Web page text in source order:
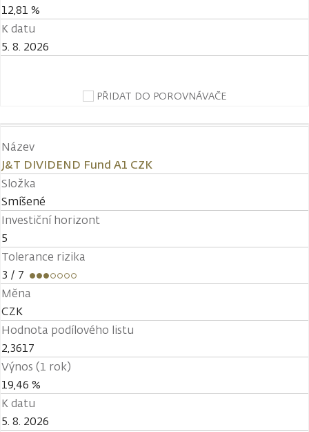
12,81 %
K datu
5. 8. 2026
PŘIDAT DO POROVNÁVAČE
Název
J&T DIVIDEND Fund A1 CZK
Složka
Smíšené
Investiční horizont
5
Tolerance rizika
3 / 7
Měna
CZK
Hodnota podílového listu
2,3617
Výnos (1 rok)
19,46 %
K datu
5. 8. 2026